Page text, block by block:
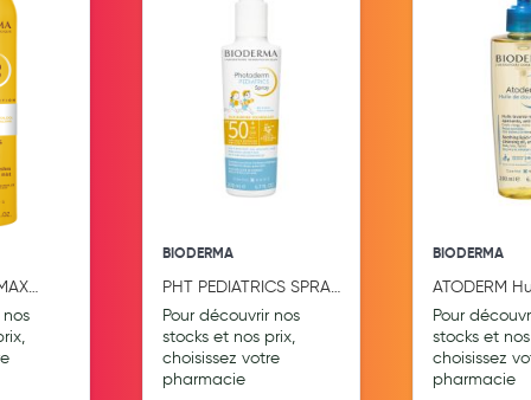
Médicaments et Santé
BIODERMA
PHT PEDIATRICS SPRAY
SPF50+ F200ML
Pour découvrir nos
stocks et nos prix,
choisissez votre
pharmacie
BIODERMA
ATODERM
douche 200
Pour
stocks et
choisissez
pharmacie